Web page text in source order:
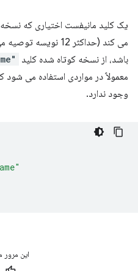
یک کلید مانیفست اختیاری که نسخه
می کند (حداکثر 12
باشد، از نسخه کوتاه شده کلید
"name"
معمولاً در مواردی استفاده می شود
وجود ندارد.
این مرور